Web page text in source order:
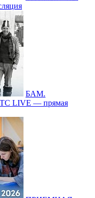
БАМ.
LIVE — прямая